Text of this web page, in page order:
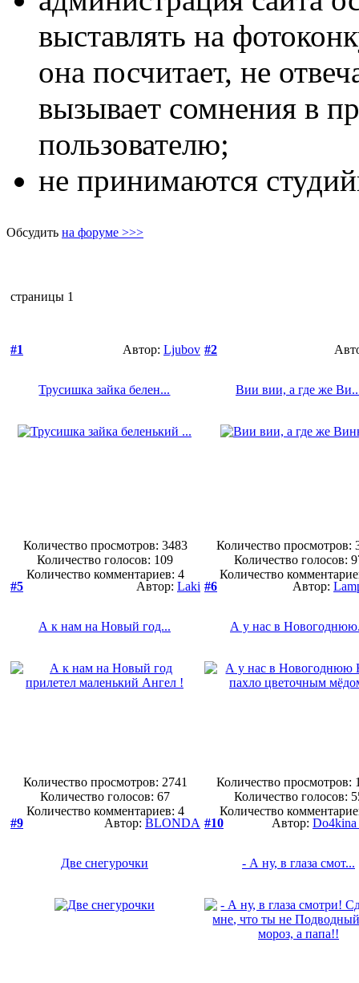
выставлять на
она посчитает, не
вызывает сомнения в
пользователю;
не принимаются
Обсудить на форуме >>>
страницы 1
#1 Автор: Ljubov
Трусишка зайка белен...
Количество просмотров: 3483
Количество голосов: 109
Количество комментариев: 4
#2
Вии вии, а где же
Количество просмотров:
Количество голосов:
Количество
#5
Автор: Laki
А к нам на Новый год...
Количество просмотров: 2741
Количество голосов:67
Количество комментариев: 4
#6 Автор:
А у нас в
Количество просмотров:
Количество голосов:
Количество
#9
Автор: BLONDA
Две снегурочки
#10 Автор:
- А ну, в глаза смот...